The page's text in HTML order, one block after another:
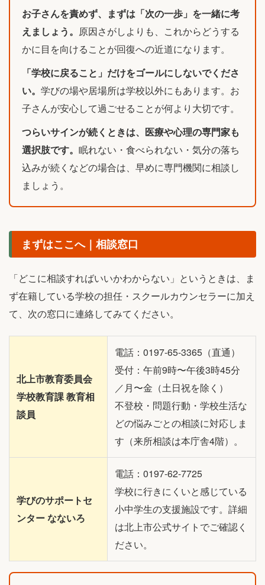
お子さんを責めず、まずは「次の一歩」を一緒に考
えましょう。 原因さがしよりも、これからどうする
かに目を向けることが回復への近道になります。
「学校に戻ること」だけをゴールにしないでくださ
い。 学びの場や居場所は学校以外にもあります。お
子さんが安心して過ごせることが何より大切です。
つらいサインが続くときは、医療や心理の専門家も
選択肢です。 眠れない・食べられない・気分の落ち
込みが続くなどの場合は、早めに専門機関に相談し
ましょう。
まずはここへ｜相談窓口
「どこに相談すればいいかわからない」というときは、ま
ず在籍している学校の担任・スクールカウンセラーに加え
て、次の窓口に連絡してみてください。
北上市教育委員会
学校教育課 教育相
談員
電話：0197-65-3365（直通）
受付：午前9時〜午後3時45分
／月〜金（土日祝を除く）
不登校・問題行動・学校生活な
どの悩みごとの相談に対応しま
す（来所相談は本庁舎4階）。
学びのサポートセ
ンター なないろ
電話：0197-62-7725
学校に行きにくいと感じている
小中学生の支援施設です。詳細
は北上市公式サイトでご確認く
ださい。